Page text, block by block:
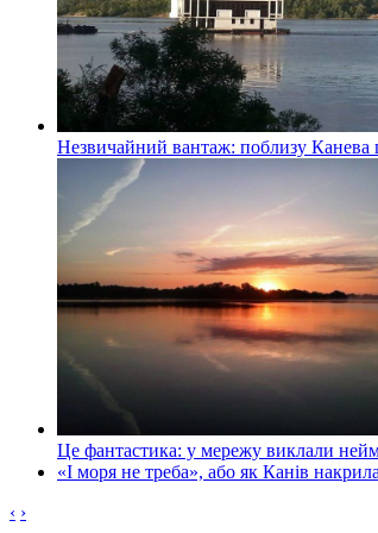
Незвичайний вантаж: поблизу Канева
Це фантастика: у мережу виклали
«І моря не треба», або як Канів
‹ ›